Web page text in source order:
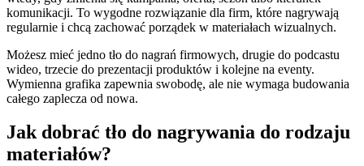
komunikacji. To wygodne rozwiązanie dla firm, które nagrywają
regularnie i chcą zachować porządek w materiałach wizualnych.
Możesz mieć jedno tło do nagrań firmowych, drugie do podcastu
wideo, trzecie do prezentacji produktów i kolejne na eventy.
Wymienna grafika zapewnia swobodę, ale nie wymaga budowania
całego zaplecza od nowa.
Jak dobrać tło do nagrywania do rodzaju
materiałów?